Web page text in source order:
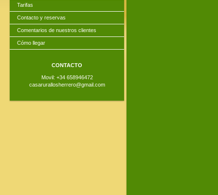
Tarifas
Contacto y reservas
Comentarios de nuestros clientes
Cómo llegar
CONTACTO
Movil: +34 658946472
casarurallosherrero@gmail.com